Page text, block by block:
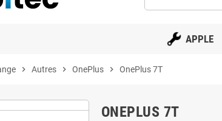
APPLE
chevron_right Autres chevron_right OnePlus chevron_right OnePlus 7T
ONEPLUS 7T